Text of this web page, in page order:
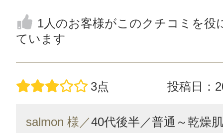
1人のお客様がこのクチコミを役
ています
3点 投稿日：
salmon 様／40代後半／普通～乾燥肌